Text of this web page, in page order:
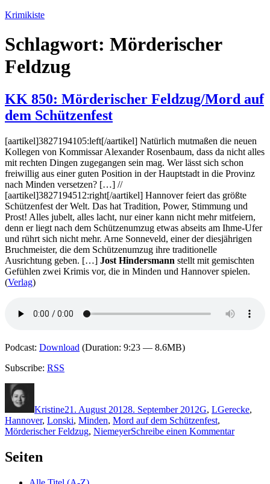
Zum
springen
Krimikiste
Schlagwort: Mörderischer
Feldzug
KK 850: Mörderischer Feldzug/Mord auf
dem Schützenfest
[aartikel]3827194105:left[/aartikel] Natürlich mutmaßen die neuen
Kollegen von Kommissar Alexander Rosenbaum, dass da nicht alles
mit rechten Dingen zugegangen sein mag. Wer lässt sich schon
freiwillig aus einer guten Position in der Hauptstadt in die Provinz
nach Minden versetzen? […] //
[aartikel]3827194512:right[/aartikel] Hannover feiert das größte
Schützenfest der Welt. Das hat Tradition, Power, Stimmung und
Prost! Alles jubelt, alles lacht, nur einer kann nicht mehr mitfeiern,
denn er liegt nach dem Schützenumzug etwas abseits am Ihme-Ufer
und rührt sich nicht mehr. Arne Sonneveld, einer der diesjährigen
Bruchmeister, die dem Schützenumzug ihre traditionelle
Ausrichtung geben. […] Jost Hindersmann stellt mit gemischten
Gefühlen zwei Krimis vor, die in Minden und Hannover spielen.
(Verlag)
Podcast: Download (Duration: 9:23 — 8.6MB)
Subscribe: RSS
Kristine21. August 20128. September 2012G, LGerecke,
Hannover, Lonski, Minden, Mord auf dem Schützenfest,
Mörderischer Feldzug, NiemeyerSchreibe einen Kommentarzu
Seiten